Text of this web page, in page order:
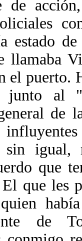
de
estado
llamaba
el puerto.
junto al
de
sin igual,
que
El que les
quien
de